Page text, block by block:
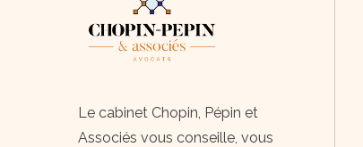
Le cabinet Chopin, Pépin et
Associés vous conseille, vous